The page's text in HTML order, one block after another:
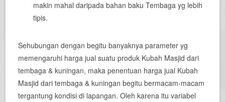
makin mahal daripada bahan baku Tembaga yg lebih
tipis.
Sehubungan dengan begitu banyaknya parameter yg
memengaruhi harga jual suatu produk Kubah Masjid dari
tembaga & kuningan, maka penentuan harga jual Kubah
Masjid dari tembaga & kuningan begitu bermacam-macam
tergantung kondisi di lapangan. Oleh karena itu variabel